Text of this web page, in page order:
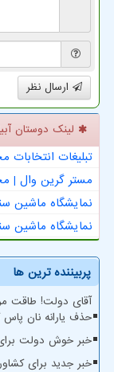
ارسال نظر
لینک دوستان
تبلیغات
مستر گرین وال |
نمایشگاه ماشین
نمایشگاه ماشین
پربیننده ترین ها
آقای دولت! طاقت
حذف یارانه نان
خبر خوش دولت برای
خبر جدید برای